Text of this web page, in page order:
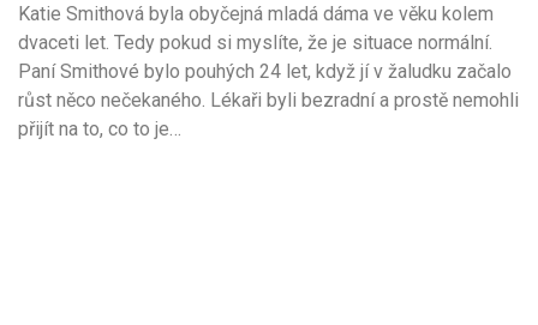
Katie Smithová byla obyčejná mladá dáma ve věku kolem
dvaceti let. Tedy pokud si myslíte, že je situace normální.
Paní Smithové bylo pouhých 24 let, když jí v žaludku začalo
růst něco nečekaného. Lékaři byli bezradní a prostě nemohli
přijít na to, co to je…